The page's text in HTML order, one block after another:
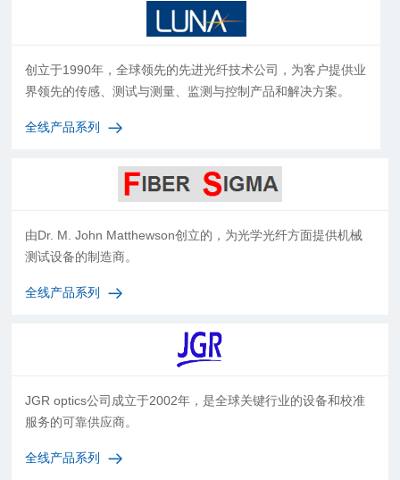
创立于1990年，全球领先的先进光纤技术公司，为客户提供业
界领先的传感、测试与测量、监测与控制产品和解决方案。
全线产品系列
由Dr. M. John Matthewson创立的，为光学光纤方面提供机械
测试设备的制造商。
全线产品系列
JGR optics公司成立于2002年，是全球关键行业的设备和校准
服务的可靠供应商。
全线产品系列